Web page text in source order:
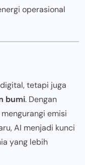
operasional
tetapi juga
bumi. Dengan
emisi
AI menjadi kunci
yang lebih